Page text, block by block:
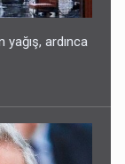
yağış, ardınca